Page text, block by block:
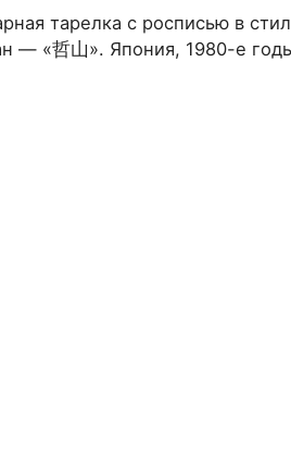
тарелка с росписью в
— «哲山». Япония, 1980-е